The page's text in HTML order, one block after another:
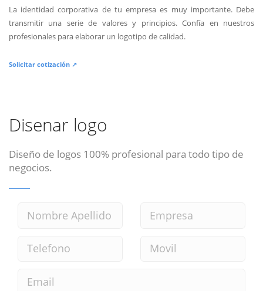
La identidad corporativa de tu empresa es muy importante. Debe
transmitir una serie de valores y principios. Confía en nuestros
profesionales para elaborar un logotipo de calidad.
Solicitar cotización ↗
Disenar logo
Diseño de logos 100% profesional para todo tipo de
negocios.